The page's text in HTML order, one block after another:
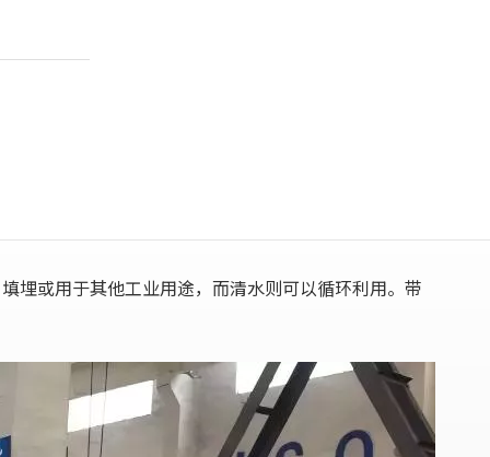
埋或用于其他工业用途，而清水则可以循环利用。带